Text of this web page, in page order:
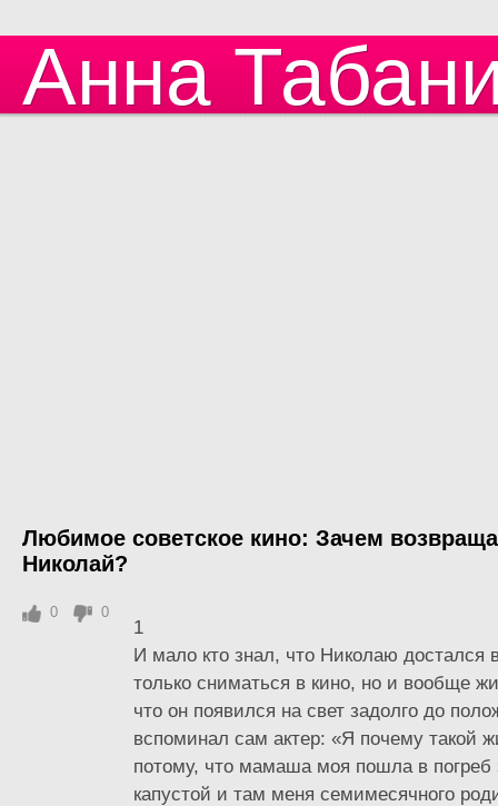
Анна
Любимое советское кино: Зачем
Николай?
1
И мало кто знал, что Николаю достался
только сниматься в кино, но и вообще
что он появился на свет задолго до
вспоминал сам актер: «Я почему такой
потому, что мамаша моя пошла в погреб
капустой и там меня семимесячного
0 0